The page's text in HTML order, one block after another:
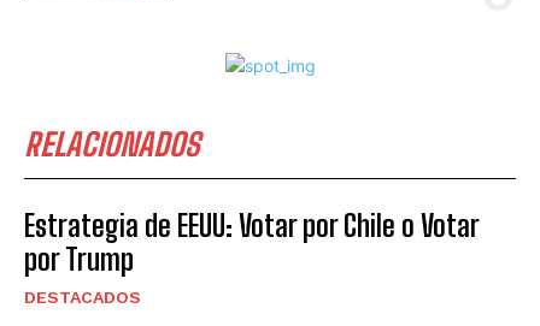
RELACIONADOS
Estrategia de EEUU: Votar por Chile o Votar
por Trump
DESTACADOS